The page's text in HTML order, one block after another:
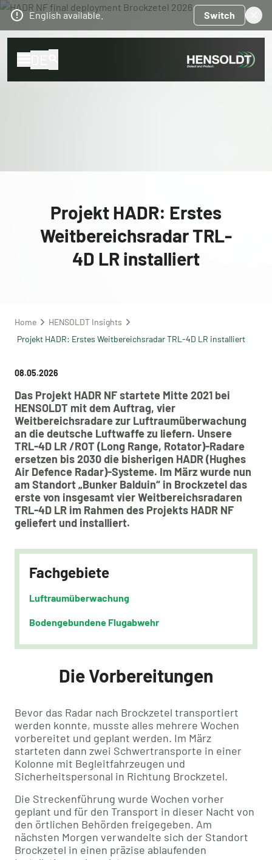
English available. Switch
Projekt HADR: Erstes
Weitbereichsradar TRL-
4D LR installiert
Home
HENSOLDT Insights
Projekt HADR: Erstes Weitbereichsradar TRL-4D LR installiert
08.05.2026
Das Projekt HADR NF startete Mitte 2021 bei
HENSOLDT mit dem Auftrag, vier
Weitbereichsradare zur Luftraumüberwachung
an die deutsche Luftwaffe zu liefern. Unsere
TRL-4D LR /ROT (Long Range, Rotator)-Radare
ersetzen bis 2030 die bisherigen HADR (Hughes
Air Defence Radar)-Systeme. Im März wurde nun
am Standort „Bunker Balduin“ in Brockzetel das
erste von insgesamt vier Weitbereichsradaren
TRL-4D LR im Rahmen des Projekts HADR NF
geliefert und installiert.
Fachgebiete
Luftraumüberwachung
Bodengebundene Flugabwehr
Die Vorbereitungen
Bevor das Radar nach Brockzetel transportiert
werden konnte, musste alles mehrere Wochen
vorbereitet und geplant werden. Im März
starteten dann zwei Schwertransporte in einer
Kolonne mit Begleitfahrzeugen und
Sicherheitspersonal in Richtung Brockzetel.
Die Streckenführung wurde Wochen vorher
geplant und für den Transport in dieser Nacht von
den örtlichen Behörden freigegeben. Am
nächsten Morgen verwandelte sich der Standort
Brockzetel in einen präzise ablaufenden